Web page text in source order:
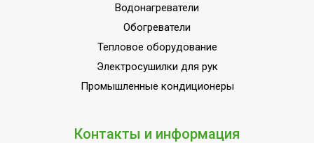
Водонагреватели
Обогреватели
Тепловое оборудование
Электросушилки для рук
Промышленные кондиционеры
Контакты и информация